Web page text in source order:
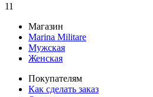
11
Магазин
Marina Militare
Мужская
Женская
Покупателям
Как сделать заказ